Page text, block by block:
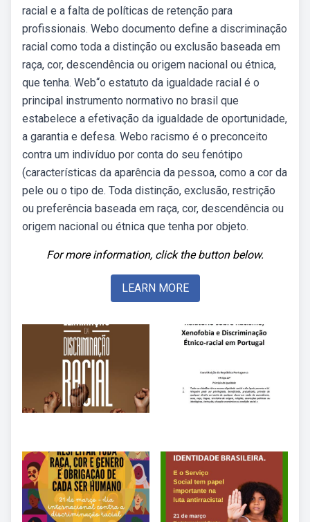
racial e a falta de políticas de retenção para
profissionais. Webo documento define a discriminação
racial como toda a distinção ou exclusão baseada em
raça, cor, descendência ou origem nacional ou étnica,
que tenha. Web“o estatuto da igualdade racial é o
principal instrumento normativo no brasil que
estabelece a efetivação da igualdade de oportunidade,
a garantia e defesa. Webo racismo é o preconceito
contra um indivíduo por conta do seu fenótipo
(características da aparência da pessoa, como a cor da
pele ou o tipo de. Toda distinção, exclusão, restrição
ou preferência baseada em raça, cor, descendência ou
origem nacional ou étnica que tenha por objeto.
For more information, click the button below.
LEARN MORE